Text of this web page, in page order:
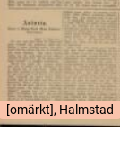
[omärkt], Halmstad